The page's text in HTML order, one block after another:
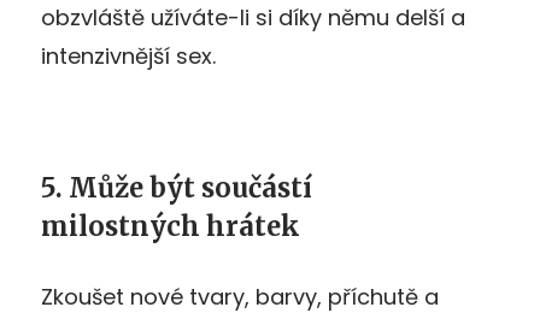
obzvláště užíváte-li si díky němu delší a
intenzivnější sex.
5. Může být součástí
milostných hrátek
Zkoušet nové tvary, barvy, příchutě a